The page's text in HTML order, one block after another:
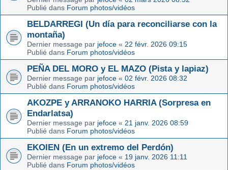
Publié dans Forum photos/vidéos
BELDARREGI (Un día para reconciliarse con la
montaña)
Dernier message par jefoce « 22 févr. 2026 09:15
Publié dans Forum photos/vidéos
PEÑA DEL MORO y EL MAZO (Pista y lapiaz)
Dernier message par jefoce « 02 févr. 2026 08:32
Publié dans Forum photos/vidéos
AKOZPE y ARRANOKO HARRIA (Sorpresa en
Endarlatsa)
Dernier message par jefoce « 21 janv. 2026 08:59
Publié dans Forum photos/vidéos
EKOIEN (En un extremo del Perdón)
Dernier message par jefoce « 19 janv. 2026 11:11
Publié dans Forum photos/vidéos